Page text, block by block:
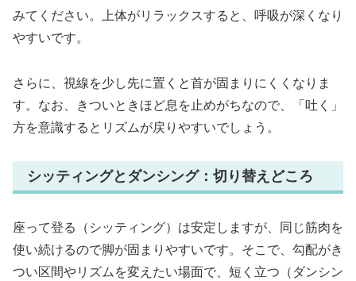
みてください。上体がリラックスすると、呼吸が深くなり
やすいです。
さらに、視線を少し先に置くと首が固まりにくくなりま
す。なお、きついときほど息を止めがちなので、「吐く」
方を意識するとリズムが戻りやすいでしょう。
シッティングとダンシング：切り替えどころ
座って登る（シッティング）は安定しますが、同じ筋肉を
使い続けるので脚が固まりやすいです。そこで、勾配がき
つい区間やリズムを変えたい場面で、短く立つ（ダンシン